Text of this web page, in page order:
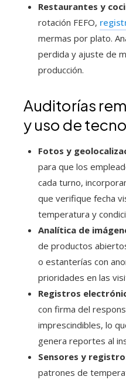
Restaurantes y
rotación FEFO,
mermas por plato.
perdida y ajuste de
producción.
Auditorías
y uso de
Fotos y
para que los
cada turno,
que verifique fecha
temperatura y
Analítica de
de productos
o estanterías con
prioridades en las
Registros
con firma del
imprescindibles, lo
genera reportes al
Sensores y
patrones de